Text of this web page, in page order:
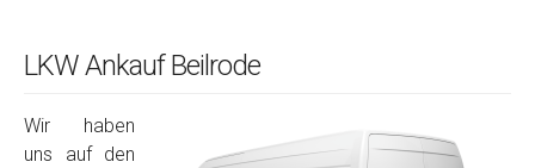
LKW Ankauf Beilrode
Wir haben
uns auf den